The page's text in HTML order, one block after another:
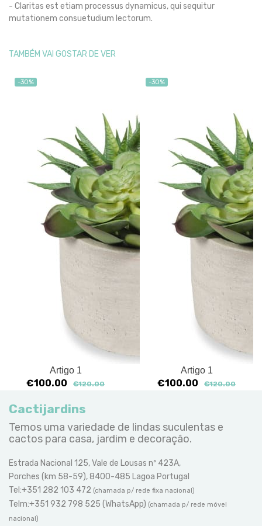
- Claritas est etiam processus dynamicus, qui sequitur
mutationem consuetudium lectorum.
TAMBÉM VAI GOSTAR DE VER
-30%
Artigo 1
€100.00 €120.00
-30%
Artigo 1
€100.00 €120.00
Cactijardins
Temos uma variedade de lindas suculentas e
cactos para casa, jardim e decoração.
Estrada Nacional 125, Vale de Lousas nº 423A,
Porches (km 58-59), 8400-485 Lagoa Portugal
Tel:+351 282 103 472 (chamada p/ rede fixa nacional)
Telm:+351 932 798 525 (WhatsApp) (chamada p/ rede móvel
nacional)